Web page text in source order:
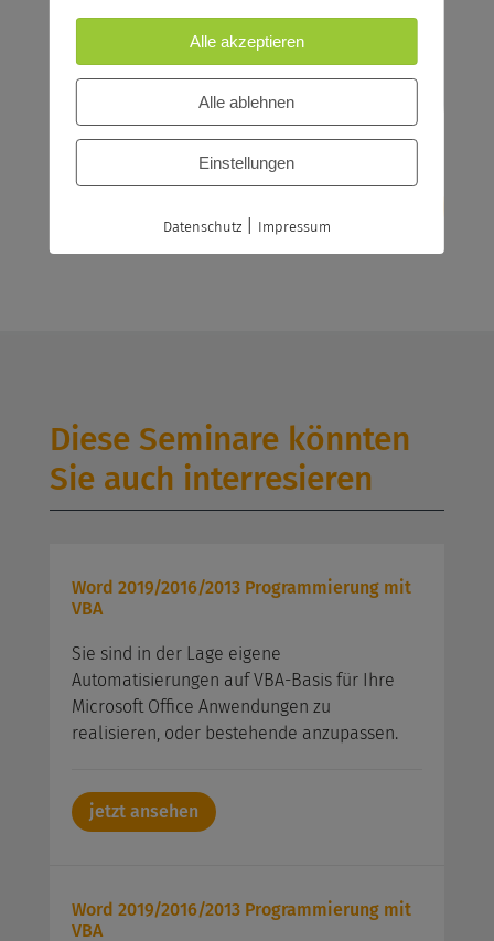
Bildungsscheck NRW, Bildungsprämie
Jetzt anfragen
Diese Seminare könnten
Sie auch interresieren
Word 2019/2016/2013 Programmierung mit
VBA
Sie sind in der Lage eigene
Automatisierungen auf VBA-Basis für Ihre
Microsoft Office Anwendungen zu
realisieren, oder bestehende anzupassen.
jetzt ansehen
Word 2019/2016/2013 Programmierung mit
VBA
Alle akzeptieren
Alle ablehnen
Einstellungen
Datenschutz| Impressum